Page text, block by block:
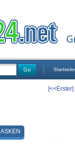
Go Startseite
[<<Erster]